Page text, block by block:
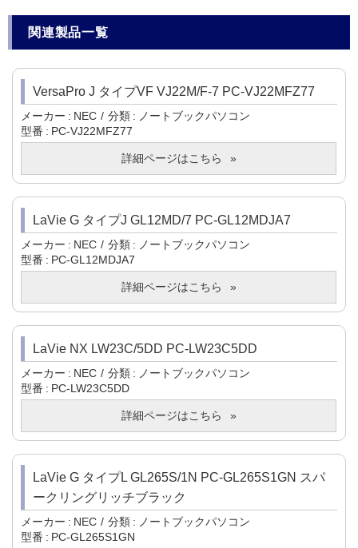
関連製品一覧
VersaPro J タイプVF VJ22M/F-7 PC-VJ22MFZ77
メーカー NEC 分類
ノートブックパソコン
型番
PC-VJ22MFZ77
詳細ページはこちら
LaVie G タイプJ GL12MD/7 PC-GL12MDJA7
メーカー NEC 分類
ノートブックパソコン
型番
PC-GL12MDJA7
詳細ページはこちら
LaVie NX LW23C/5DD PC-LW23C5DD
メーカー NEC 分類
ノートブックパソコン
型番
PC-LW23C5DD
詳細ページはこちら
LaVie G タイプL GL265S/1N PC-GL265S1GN スパ
ークリングリッチブラック
メーカー NEC 分類
ノートブックパソコン
型番
PC-GL265S1GN